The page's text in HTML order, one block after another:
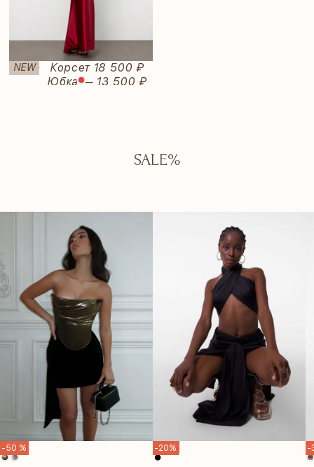
NEW
Rubi—
Корсет 18 500 ₽
Юбка — 13 500 ₽
SALE%
-50 % SALE
-20% -